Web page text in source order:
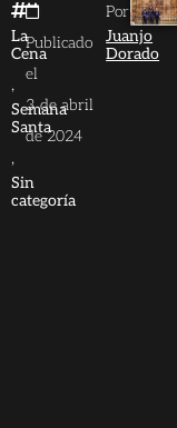
La
Cena
,
Semana
Santa
,
Sin
categoría
Publicado
el
3 de abril
de 2024
Por
Juanjo
Dorado